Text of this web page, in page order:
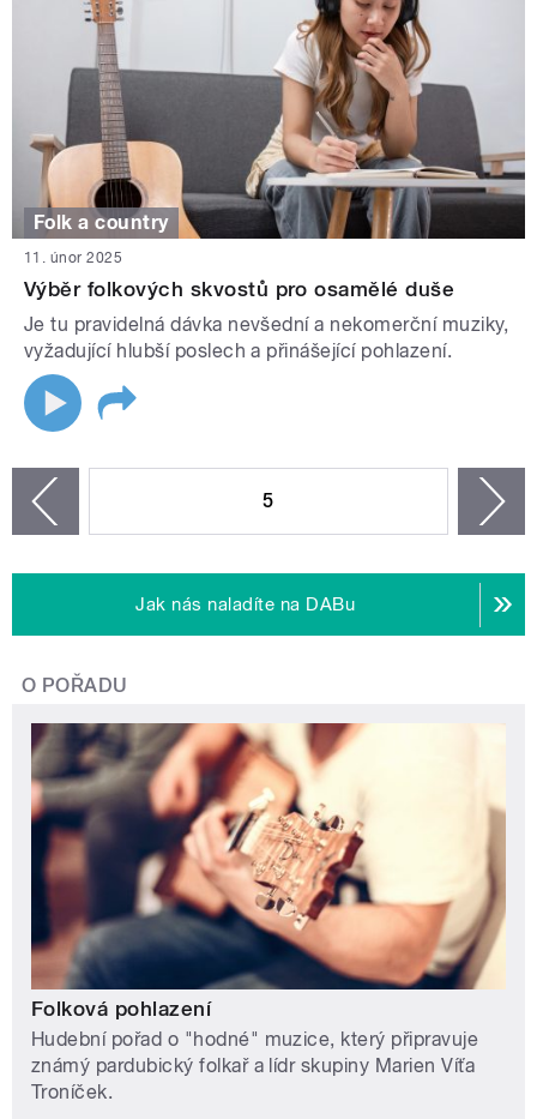
Folk a country
11. únor 2025
Výběr folkových skvostů pro osamělé duše
Je tu pravidelná dávka nevšední a nekomerční muziky,
vyžadující hlubší poslech a přinášející pohlazení.
5
Jak nás naladíte na DABu
O POŘADU
Folková pohlazení
Hudební pořad o "hodné" muzice, který připravuje
známý pardubický folkař a lídr skupiny Marien Víťa
Troníček.